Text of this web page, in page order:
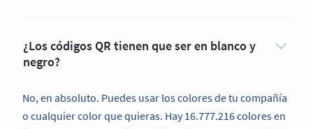
¿Los códigos QR tienen que ser en blanco y
negro?
No, en absoluto. Puedes usar los colores de tu compañía
o cualquier color que quieras. Hay 16.777.216 colores en